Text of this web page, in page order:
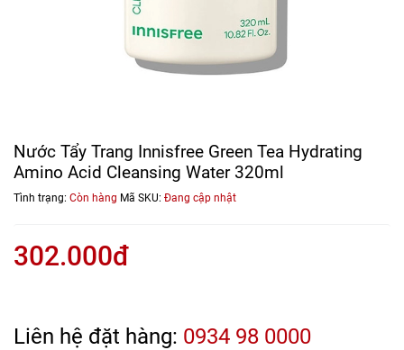
Nước Tẩy Trang Innisfree Green Tea Hydrating
Amino Acid Cleansing Water 320ml
Tình trạng: Còn hàng Mã SKU: Đang cập nhật
302.000đ
Liên hệ đặt hàng: 0934 98 0000